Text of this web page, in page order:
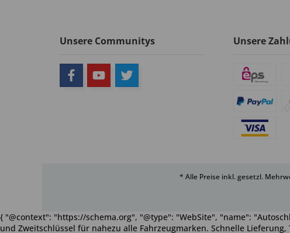
Unsere Communitys Unsere
* Alle Preise inkl. gesetzl.
{ "@context": "https://schema.org", "@type": "WebSite", "name":
und Zweitschlüssel für nahezu alle Fahrzeugmarken. Schnelle